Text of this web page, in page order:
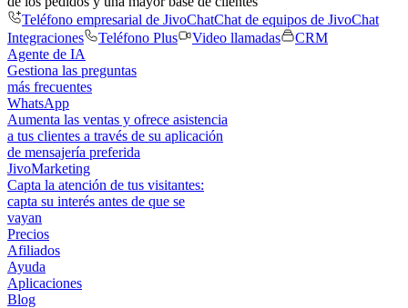
Teléfono empresarial de JivoChatChat de equipos de JivoChat
Integraciones
Teléfono Plus Video llamadas
CRM
Agente de IA
Gestiona las preguntas
más frecuentes
WhatsApp
Aumenta las ventas y ofrece asistencia
a tus clientes a través de su aplicación
de mensajería preferida
JivoMarketing
Capta la atención de tus visitantes:
capta su interés antes de que se
vayan
Precios
Afiliados
Ayuda
Aplicaciones
Blog